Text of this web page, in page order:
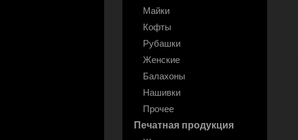
Майки
Кофты
Рубашки
Женские
Балахоны
Нашивки
Прочее
Печатная продукция